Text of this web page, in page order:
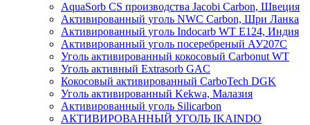
AquaSorb CS производства Jacobi Carbon, Швеция
Активированный уголь NWC Carbon, Шри Ланка
Активированный уголь Indocarb WT E124, Индия
Активированный уголь посеребреный АУ207С
Уголь активированный кокосовый Carbonut WT
Уголь активный Extrasorb GAС
Кокосовый активированный CarboTech DGK
Уголь активированный Kekwa, Малазия
Активированный уголь Silicarbon
АКТИВИРОВАННЫЙ УГОЛЬ IKAINDO